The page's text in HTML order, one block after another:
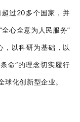
过20多个国家，并
心全意为人民服务”
，以科研为基础，以
命”的理念切实履行
化创新型企业。